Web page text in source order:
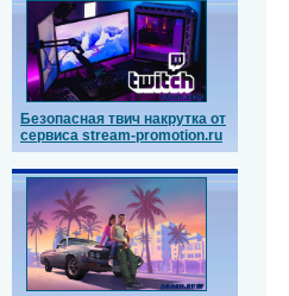
Безопасная твич накрутка от
сервиса stream-promotion.ru